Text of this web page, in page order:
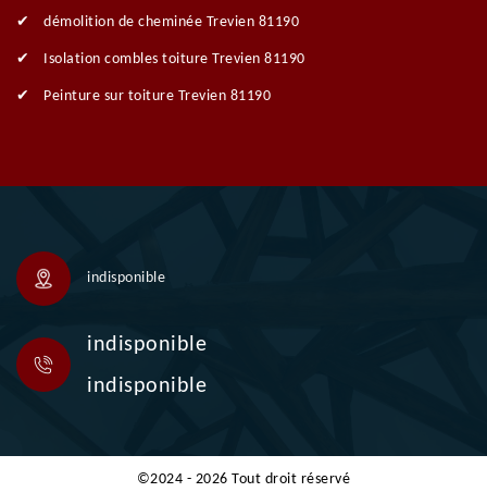
démolition de cheminée Trevien 81190
Isolation combles toiture Trevien 81190
Peinture sur toiture Trevien 81190
indisponible
indisponible
indisponible
©2024 - 2026 Tout droit réservé